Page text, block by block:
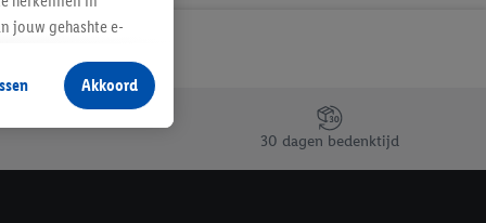
30 dagen bedenktijd
jouw gehashte e-
producten waarin je
te plaatsen
verschillende
kunnen worden
Akkoord